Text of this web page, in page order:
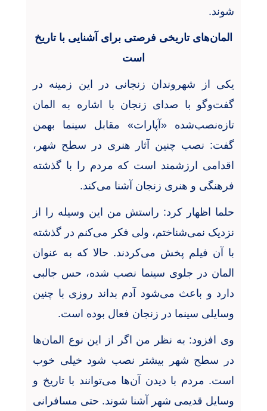
شوند.
المان‌های تاریخی فرصتی برای آشنایی با تاریخ
است
یکی از شهروندان زنجانی در این زمینه در
گفت‌و‌گو با صدای زنجان با اشاره به المان
تازه‌نصب‌شده «آپارات» مقابل سینما بهمن
گفت: نصب چنین آثار هنری در سطح شهر،
اقدامی ارزشمند است که مردم را با گذشته
فرهنگی و هنری زنجان آشنا می‌کند.
حلما اظهار کرد: راستش من این وسیله را از
نزدیک نمی‌شناختم، ولی فکر می‌کنم در گذشته
با آن فیلم پخش می‌کردند. حالا که به عنوان
المان در جلوی سینما نصب شده، حس جالبی
دارد و باعث می‌شود آدم بداند روزی با چنین
وسایلی سینما در زنجان فعال بوده است.
وی افزود: به نظر من اگر از این نوع المان‌ها
در سطح شهر بیشتر نصب شود خیلی خوب
است. مردم با دیدن آن‌ها می‌توانند با تاریخ و
وسایل قدیمی شهر آشنا شوند. حتی مسافرانی